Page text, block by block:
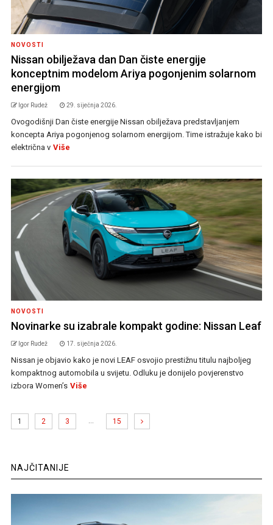
NOVOSTI
Nissan obilježava dan Dan čiste energije
konceptnim modelom Ariya pogonjenim solarnom
energijom
Igor Rudež 29. siječnja 2026.
Ovogodišnji Dan čiste energije Nissan obilježava predstavljanjem
koncepta Ariya pogonjenog solarnom energijom. Time istražuje kako bi
električna v Više
NOVOSTI
Novinarke su izabrale kompakt godine: Nissan Leaf
Igor Rudež 17. siječnja 2026.
Nissan je objavio kako je novi LEAF osvojio prestižnu titulu najboljeg
kompaktnog automobila u svijetu. Odluku je donijelo povjerenstvo
izbora Women’s Više
1 2 3 … 15
NAJČITANIJE